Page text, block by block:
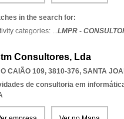
in the search for:
categories: ...LMPR -
Consultores, Lda
CAIÃO 109, 3810-376, SANTA
de consultoria em